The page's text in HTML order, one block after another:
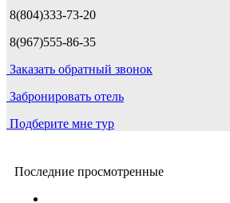
8(804)333-73-20
8(967)555-86-35
Заказать обратный звонок
Забронировать отель
Подберите мне тур
Последние просмотренные